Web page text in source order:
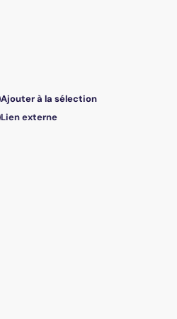
Ajouter à la sélection
Lien externe